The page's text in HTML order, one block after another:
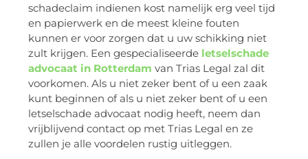
schadeclaim indienen kost namelijk erg veel tijd
en papierwerk en de meest kleine fouten
kunnen er voor zorgen dat u uw schikking niet
zult krijgen. Een gespecialiseerde letselschade
advocaat in Rotterdam van Trias Legal zal dit
voorkomen. Als u niet zeker bent of u een zaak
kunt beginnen of als u niet zeker bent of u een
letselschade advocaat nodig heeft, neem dan
vrijblijvend contact op met Trias Legal en ze
zullen je alle voordelen rustig uitleggen.